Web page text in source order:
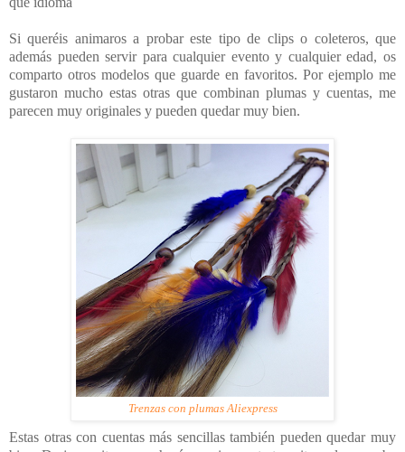
Si queréis animaros a probar este tipo de clips o coleteros, que
además pueden servir para cualquier evento y cualquier edad, os
comparto otros modelos que guarde en favoritos. Por ejemplo me
gustaron mucho estas otras que combinan plumas y cuentas, me
parecen muy originales y pueden quedar muy bien.
Trenzas con plumas Aliexpress
Estas otras con cuentas más sencillas también pueden quedar muy